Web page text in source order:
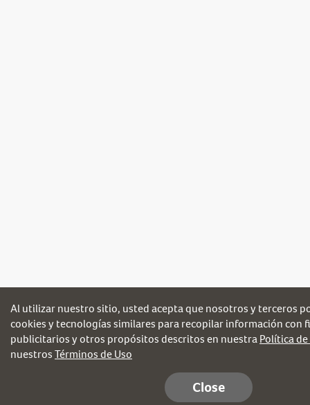
Al utilizar nuestro sitio, usted acepta que nosotros y terceros
cookies y tecnologías similares para recopilar información con
publicitarios y otros propósitos descritos en nuestraPolítica
nuestrosTérminos de Uso
Close